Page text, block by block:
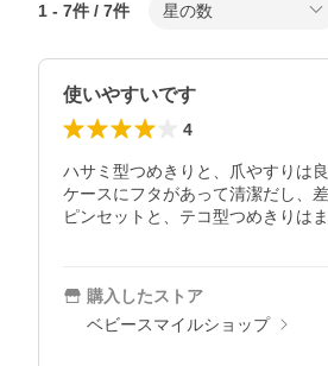
1 - 7件 / 7件 星の数
使いやすいです
4
ハサミ型つめきりと、爪やすりは
ケースにフタがあって清潔だし、
ピンセットと、テコ型つめきりは
購入したストア
ベビースマイルショップ